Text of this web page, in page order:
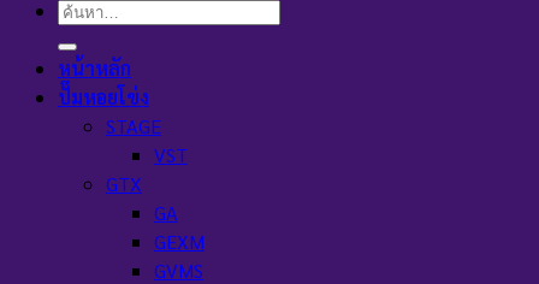
ค้นหา:
หน้าหลัก
ปั๊มหอยโข่ง
STAGE
VST
GTX
GA
GEXM
GVMS